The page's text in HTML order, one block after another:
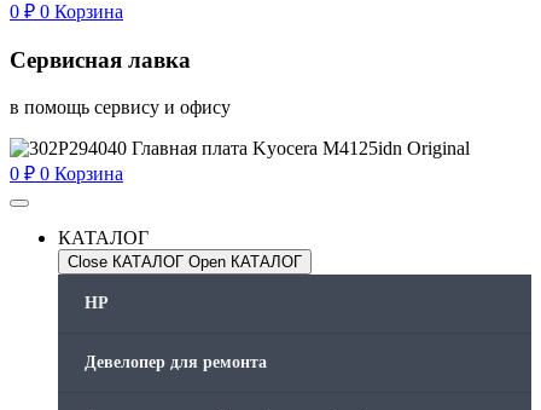
0 ₽ 0 Корзина
Сервисная лавка
в помощь сервису и офису
0 ₽ 0 Корзина
КАТАЛОГ
Close КАТАЛОГ Open КАТАЛОГ
HP
Девелопер для ремонта